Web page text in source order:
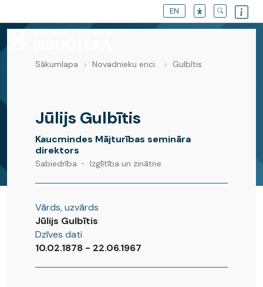
EN
Novadnieku enciklopēdija
Sākumlapa Novadnieku enci.. Gulbītis
Jūlijs Gulbītis
Kaucmindes Mājturības semināra
direktors
Sabiedrība Izglītība un zinātne
Vārds, uzvārds
Jūlijs Gulbītis
Dzīves dati
10.02.1878 - 22.06.1967